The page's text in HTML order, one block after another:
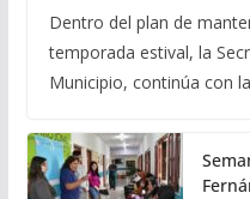
Dentro del plan de
temporada estival, la
Municipio, continúa con